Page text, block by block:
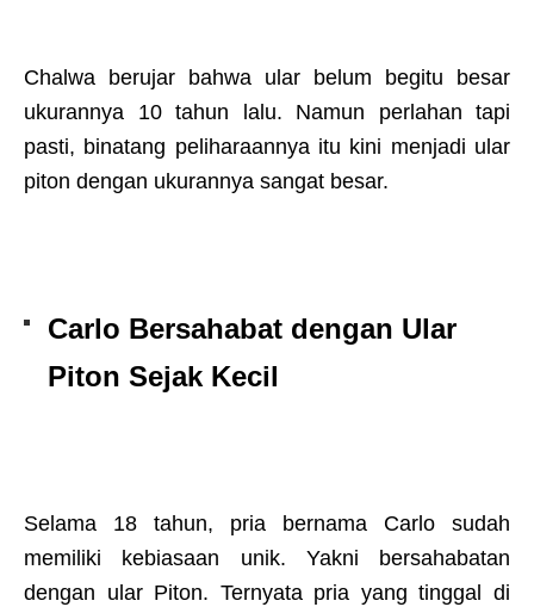
Chalwa berujar bahwa ular belum begitu besar
ukurannya 10 tahun lalu. Namun perlahan tapi
pasti, binatang peliharaannya itu kini menjadi ular
piton dengan ukurannya sangat besar.
Carlo Bersahabat dengan Ular
Piton Sejak Kecil
Selama 18 tahun, pria bernama Carlo sudah
memiliki kebiasaan unik. Yakni bersahabatan
dengan ular Piton. Ternyata pria yang tinggal di